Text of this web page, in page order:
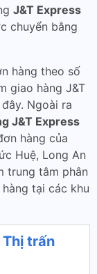
J&T Express
chuyển bằng
hàng theo số
giao hàng J&T
Ngoài ra
J&T Express
hàng của
Huệ, Long An
trung tâm phân
tại các khu
Thị trấn